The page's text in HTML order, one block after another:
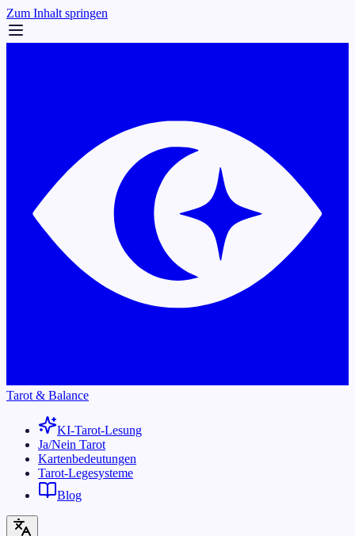
Zum Inhalt springen
Tarot & Balance
KI-Tarot-Lesung
Ja/Nein Tarot
Kartenbedeutungen
Tarot-Legesysteme
Blog